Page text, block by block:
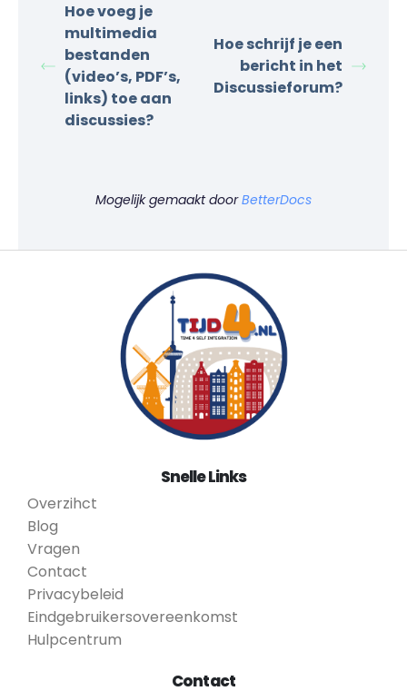
Hoe voeg je
multimedia
bestanden
(video’s, PDF’s,
links) toe aan
discussies?
Hoe schrijf je een
bericht in het
Discussieforum?
Mogelijk gemaakt doorBetterDocs
Snelle Links
Overzihct
Blog
Vragen
Contact
Privacybeleid
Eindgebruikersovereenkomst
Hulpcentrum
Contact